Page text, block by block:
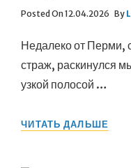
Posted On Posted
12.04.2026 By
Недалеко от Перми,
страж, раскинулся
узкой полосой …
ЧИТАТЬ ДАЛЬШЕ